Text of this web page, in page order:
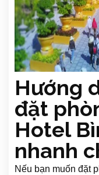
Hướng
đặt
Hotel
nhanh
Nếu bạn muốn đặt